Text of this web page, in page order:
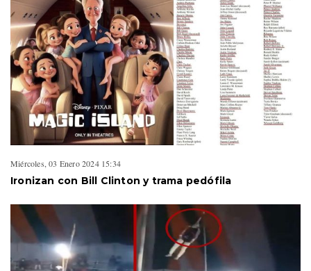
Miércoles, 03 Enero 2024 15:34
Ironizan con Bill Clinton y trama pedófila